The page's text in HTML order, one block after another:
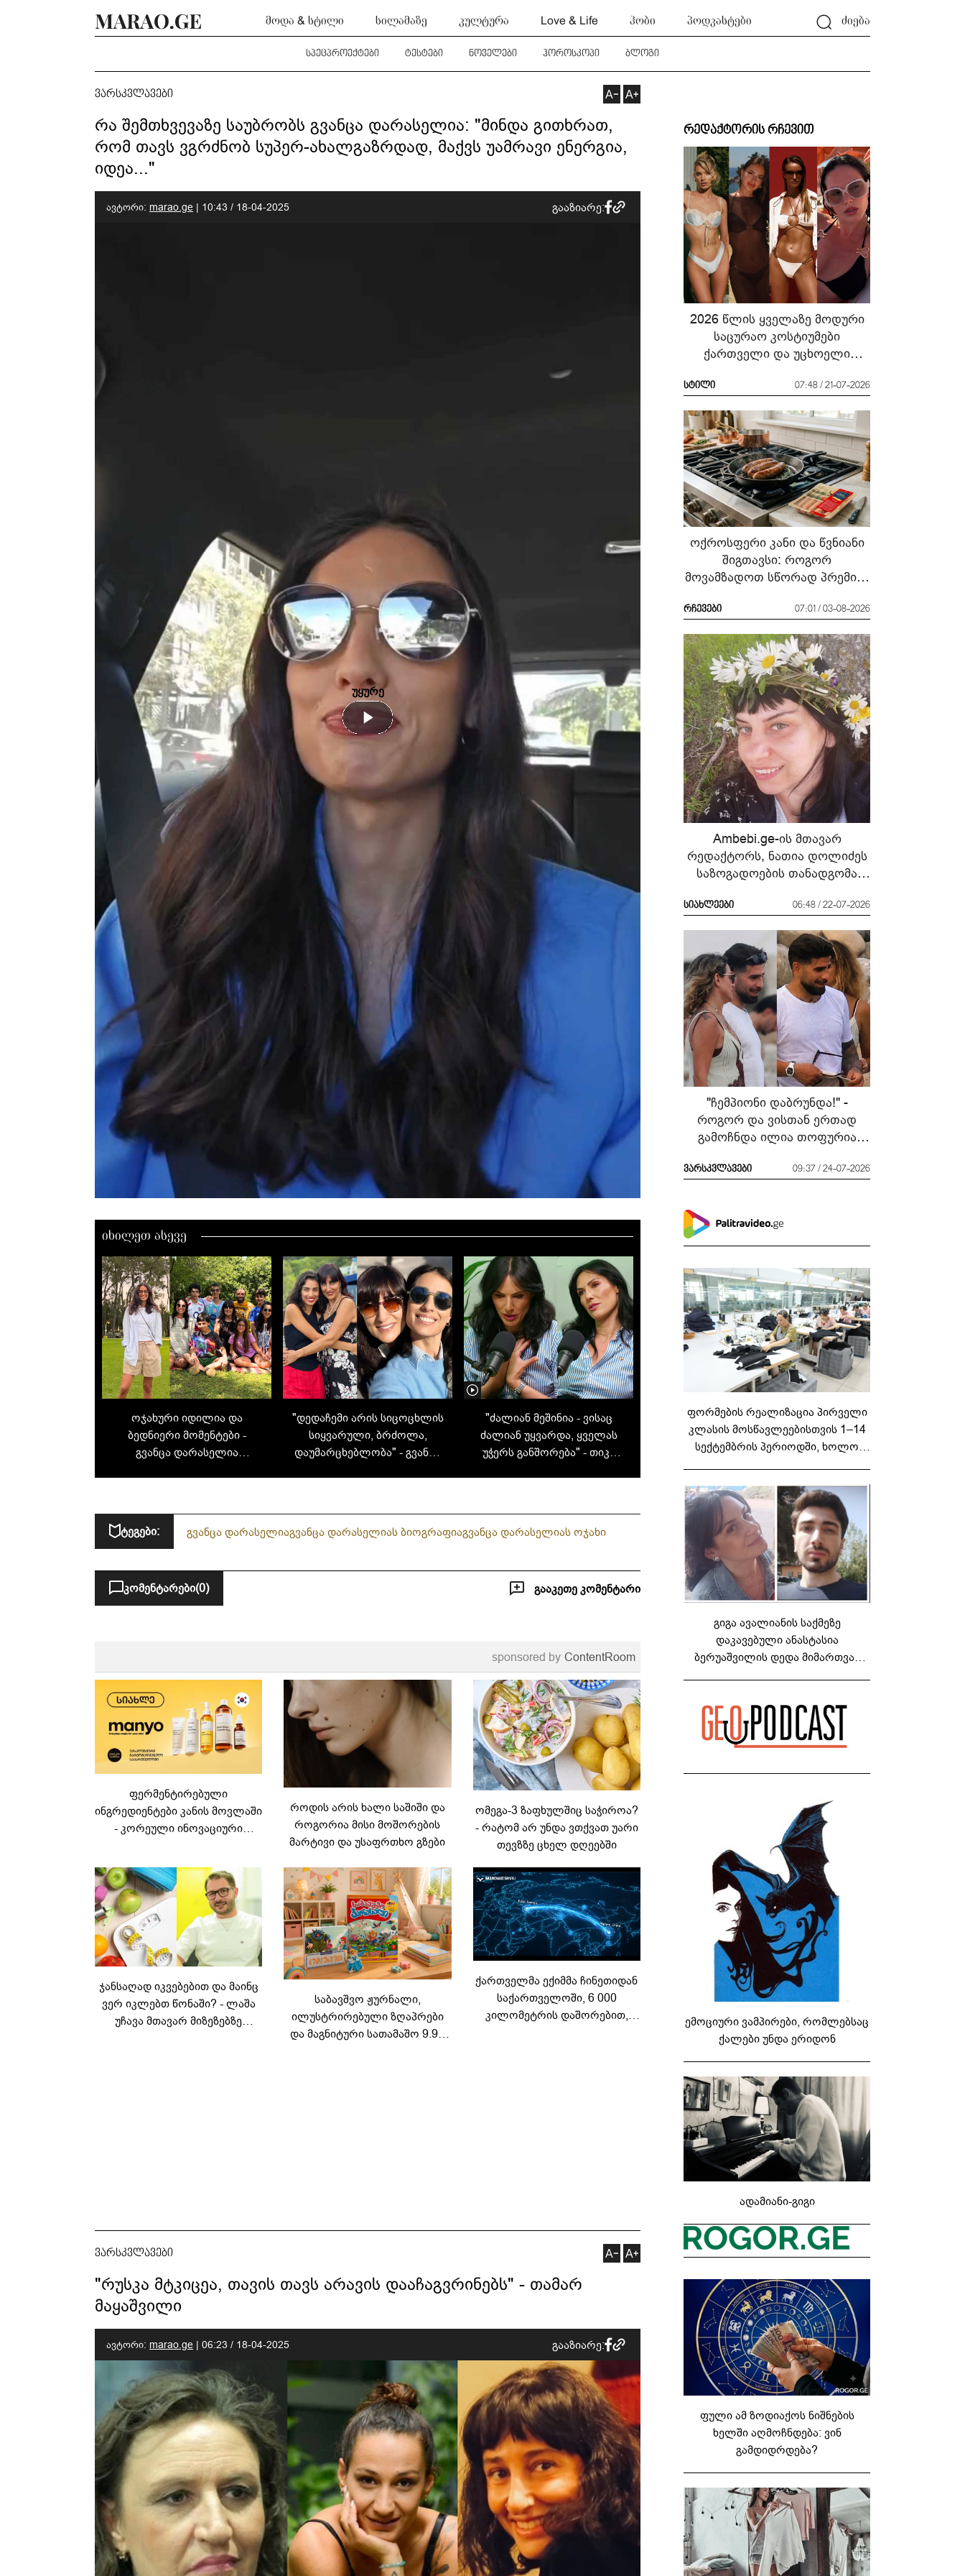
მოდა & სტილი სილამაზე კულტურა Love & Life ჰობი პოდკასტები ძიება
სპეცპროექტები ტესტები ნოველები ჰოროსკოპი ბლოგი
ვარსკვლავები
რა შემთხვევაზე საუბრობს გვანცა დარასელია: "მინდა გითხრათ,
რომ თავს ვგრძნობ სუპერ-ახალგაზრდად, მაქვს უამრავი ენერგია,
იდეა..."
ავტორი: marao.ge | 10:43 / 18-04-2025 გააზიარე:
უყურე
00:00 / 00:00
იხილეთ ასევე
ოჯახური იდილია და
ბედნიერი მომენტები -
გვანცა დარასელია
"დედაჩემი არის სიცოცხლის
სიყვარული, ბრძოლა,
დაუმარცხებლობა" - გვანცა
"ძალიან მეშინია - ვისაც
ძალიან უყვარდა, ყველას
უჭერს განშორება" - თიკა
ტეგები:
გვანცა დარასელიაგვანცა დარასელიას ბიოგრაფიაგვანცა დარასელიას ოჯახი
კომენტარები(0) გააკეთე კომენტარი
sponsored by ContentRoom
ფერმენტირებული
ინგრედიენტები კანის მოვლაში
- კორეული ინოვაციური
როდის არის ხალი საშიში და
როგორია მისი მოშორების
მარტივი და უსაფრთხო გზები
ომეგა-3 ზაფხულშიც საჭიროა?
- რატომ არ უნდა ვთქვათ უარი
თევზზე ცხელ დღეებში
ჯანსაღად იკვებებით და მაინც
ვერ იკლებთ წონაში? - ლაშა
უჩავა მთავარ მიზეზებზე
საბავშვო ჟურნალი,
ილუსტრირებული ზღაპრები
და მაგნიტური სათამაშო 9.90
ქართველმა ექიმმა ჩინეთიდან
საქართველოში, 6 000
კილომეტრის დაშორებით,
ვარსკვლავები
"რუსკა მტკიცეა, თავის თავს არავის დააჩაგვრინებს" - თამარ
მაყაშვილი
ავტორი: marao.ge | 06:23 / 18-04-2025 გააზიარე:
რედაქტორის რჩევით
2026 წლის ყველაზე მოდური
საცურაო კოსტიუმები
ქართველი და უცხოელი
რა ჩავიცვათ სანაპიროზე?
სტილი 07:48 / 21-07-2026
ოქროსფერი კანი და წვნიანი
შიგთავსი: როგორ
მოვამზადოთ სწორად პრემიუმ
„შეფმაისტერის“
რჩევები 07:01 / 03-08-2026
Ambebi.ge-ის მთავარ
რედაქტორს, ნათია დოლიძეს
საზოგადოების თანადგომა
სიახლეები 06:48 / 22-07-2026
"ჩემპიონი დაბრუნდა!" -
როგორ და ვისთან ერთად
გამოჩნდა ილია თოფურია
ვარსკვლავები 09:37 / 24-07-2026
ფორმების რეალიზაცია პირველი
კლასის მოსწავლეებისთვის 1–14
სექტემბრის პერიოდში, ხოლო
გიგა ავალიანის საქმეზე
დაკავებული ანასტასია
ბერუაშვილის დედა მიმართვას
თავს, მის მერე მე მე არ ვარ"
ემოციური ვამპირები, რომლებსაც
ქალები უნდა ერიდონ
ადამიანი-გიგი
ფული ამ ზოდიაქოს ნიშნების
ხელში აღმოჩნდება: ვინ
გამდიდრდება?